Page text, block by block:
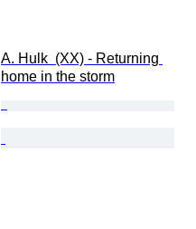
A. Hulk  (XX) - Returning
home in the storm